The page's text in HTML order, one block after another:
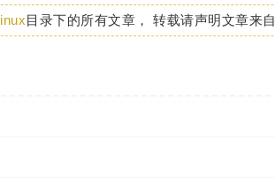
目录下的所有文章， 转载请声明文章来自